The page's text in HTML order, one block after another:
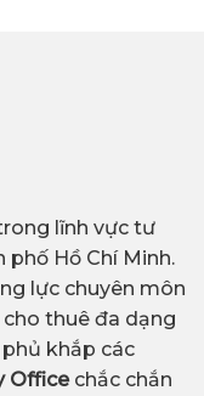
lĩnh vực tư
Hồ Chí Minh.
lực chuyên môn
thuê đa dạng
khắp các
Office chắc chắn